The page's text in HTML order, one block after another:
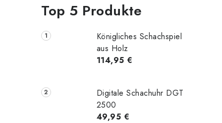
Top 5 Produkte
Königliches Schachspiel
aus Holz
114,95 €
Digitale Schachuhr DGT
2500
49,95 €